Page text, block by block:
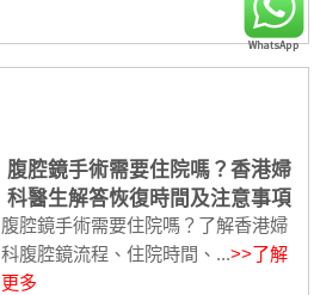
腹腔鏡手術需要住院嗎？香港婦
科醫生解答恢復時間及注意事項
腹腔鏡手術需要住院嗎？了解香港婦
科腹腔鏡流程、住院時間、...>>了解
更多